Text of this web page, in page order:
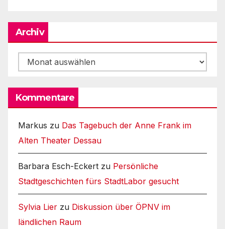
Archiv
Archiv
Kommentare
Markus zu Das Tagebuch der Anne Frank im
Alten Theater Dessau
Barbara Esch-Eckert zu Persönliche
Stadtgeschichten fürs StadtLabor gesucht
Sylvia Lier zu Diskussion über ÖPNV im
ländlichen Raum